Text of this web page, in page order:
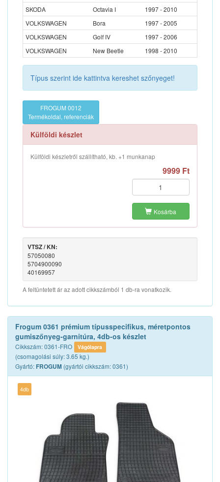
SKODA
Octavia I
1997 - 2010
VOLKSWAGEN
Bora
1997 - 2005
VOLKSWAGEN
Golf IV
1997 - 2006
VOLKSWAGEN
New Beetle 1998 - 2010
Típus szerint ide kattintva kereshet szőnyeget!
FROGUM 0012
Termékoldal, referenciák
Külföldi készlet
Külföldi készletről szállítható, kb. +1 munkanap
9999 Ft
Kosárba
VTSZ / KN:
57050080
5704900090
40169957
A feltüntetett ár az adott cikkszámból 1 db-ra vonatkozik.
Frogum 0361 prémium típusspecifikus, méretpontos
gumiszőnyeg-garnitúra, 4db-os készlet
Cikkszám: 0361-FRO Vágólapra
(csomagolási súly: 3.65 kg.)
Gyártó: FROGUM (gyártói cikkszám: 0361)
4db